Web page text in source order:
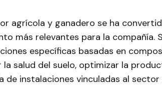
agrícola y ganadero se ha
más relevantes para la compañía.
específicas basadas en
la salud del suelo, optimizar la
de instalaciones vinculadas al